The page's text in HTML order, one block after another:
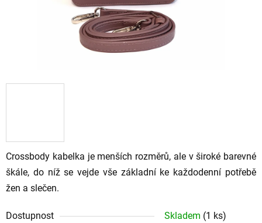
Crossbody kabelka je menších rozměrů, ale v široké barevné
škále, do níž se vejde vše základní ke každodenní potřebě
žen a slečen.
Dostupnost Skladem (1 ks)